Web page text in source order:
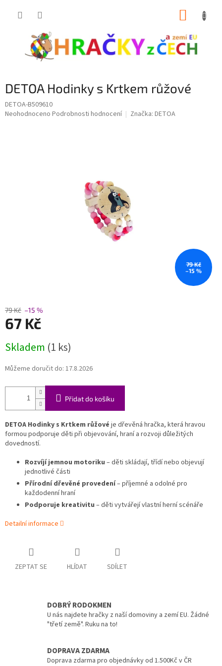
DETOA Hodinky s Krtkem růžové
DETOA-B509610
Průměrné
Neohodnoceno Podrobnosti hodnocení Značka: DETOA
79 Kč
–15 %
79 Kč –15 %
67 Kč
cena:
Skladem (1 ks)
Můžeme doručit do: 17.8.2026
Přidat do košíku
DETOA Hodinky s Krtkem růžové je dřevěná hračka, která hravou
formou podporuje děti při objevování, hraní a rozvoji důležitých
dovedností.
Rozvíjí jemnou motoriku – děti skládají, třídí nebo objevují
jednotlivé části
Přírodní dřevěné provedení– příjemné a odolné pro
každodenní hraní
Podporuje kreativitu – děti vytvářejí vlastní herní scénáře
Detailní informace
ZEPTAT SE HLÍDAT SDÍLET
DOBRÝ RODOKMEN
U nás najdete hračky z naší domoviny a zemí EU. Žádné
"třetí země". Ruku na to!
DOPRAVA ZDARMA
Doprava zdarma pro objednávky od 1.500Kč v ČR